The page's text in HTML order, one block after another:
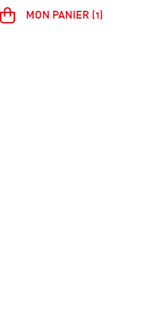
MON PANIER (1)